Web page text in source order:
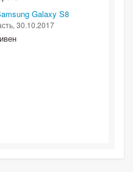
Galaxy S8
, 30.10.2017